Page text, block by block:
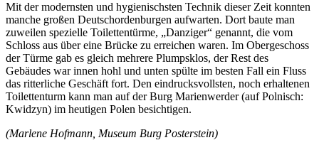
Mit der modernsten und hygienischsten Technik dieser Zeit konnten
manche großen Deutschordenburgen aufwarten. Dort baute man
zuweilen spezielle Toilettentürme, „Danziger“ genannt, die vom
Schloss aus über eine Brücke zu erreichen waren. Im Obergeschoss
der Türme gab es gleich mehrere Plumpsklos, der Rest des
Gebäudes war innen hohl und unten spülte im besten Fall ein Fluss
das ritterliche Geschäft fort. Den eindrucksvollsten, noch erhaltenen
Toilettenturm kann man auf der Burg Marienwerder (auf Polnisch:
Kwidzyn) im heutigen Polen besichtigen.
(Marlene Hofmann, Museum Burg Posterstein)